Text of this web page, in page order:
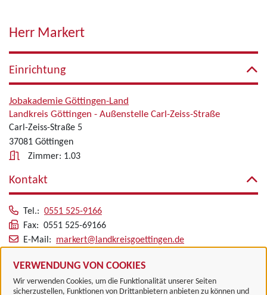
VERWENDUNG VON COOKIES
Wir verwenden Cookies, um die Funktionalität unserer Seiten
sicherzustellen, Funktionen von Drittanbietern anbieten zu können und
Herr Markert
Einrichtung
Jobakademie Göttingen-Land
Landkreis Göttingen - Außenstelle Carl-Zeiss-Straße
Carl-Zeiss-Straße 5
37081 Göttingen
Zimmer: 1.03
Kontakt
Tel.: 0551 525-9166
Fax: 0551 525-69166
E-Mail: markert@landkreisgoettingen.de
Alle zugeordneten Einrichtungen